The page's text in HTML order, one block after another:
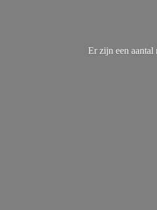
Er zijn een